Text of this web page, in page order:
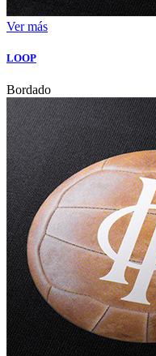
Ver más
LOOP
Bordado